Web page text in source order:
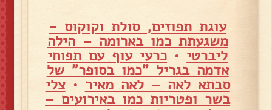
עוגת תפוזים, סולת וקוקוס -
משגעתת כמו בארומה – הילה
ליברטי • כרעי עוף עם תפוחי
אדמה בגריל "כמו בסופר" של
סבתא לאה – לאה מאיר •צלי
בשר ופטריות כמו באירועים –